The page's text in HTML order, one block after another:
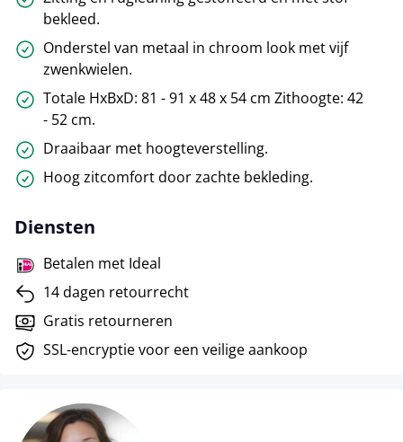
bekleed.
Onderstel van metaal in chroom look met vijf
zwenkwielen.
Totale HxBxD: 81 - 91 x 48 x 54 cm Zithoogte: 42
- 52 cm.
Draaibaar met hoogteverstelling.
Hoog zitcomfort door zachte bekleding.
Diensten
Betalen met Ideal
14 dagen retourrecht
Gratis retourneren
SSL-encryptie voor een veilige aankoop